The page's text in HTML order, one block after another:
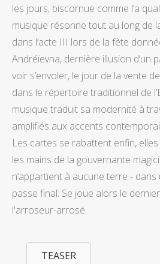
les jours, biscornue comme l’a
musique résonne tout au long de
dans l’acte III lors de la fête
Andréïevna, dernière illusion d’un
voir s’envoler, le jour de la vente
dans le répertoire traditionnel de
musique traduit sa modernité à
amplifiés aux accents
Les cartes se rabattent enfin,
les mains de la gouvernante
n’appartient à aucune terre -
passe final. Se joue alors le
l'arroseur-arrosé.
TEASER